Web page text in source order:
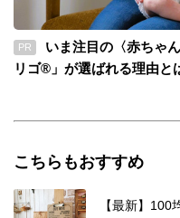
PR
いま注目の〈赤ちゃ
リゴ®」が選ばれる理由と
こちらもおすすめ
【最新】